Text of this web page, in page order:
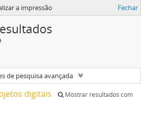
a impressão Fechar
de pesquisa avançada
digitais
Mostrar resultados com